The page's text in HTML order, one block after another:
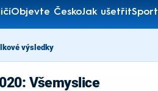
Objevte ČeskoJak ušetřitSport
výsledky
Všemyslice